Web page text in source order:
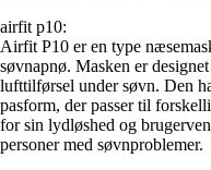
airfit p10:
Airfit P10 er en type
søvnapnø. Masken er
lufttilførsel under søvn. Den
pasform, der passer til
for sin lydløshed og
personer med søvnproblemer.